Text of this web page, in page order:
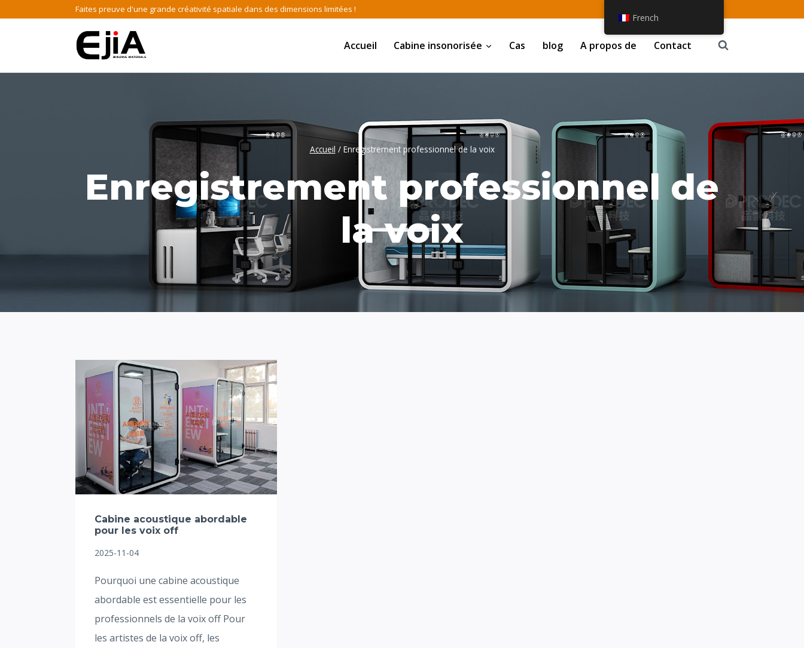
Faites preuve d'une grande créativité spatiale dans des dimensions limitées !
Accueil Cabine insonorisée Cas blog A propos de Contact
Accueil / Enregistrement professionnel de la voix
Enregistrement professionnel de
la voix
Cabine acoustique abordable
pour les voix off
2025-11-04
Pourquoi une cabine acoustique
abordable est essentielle pour les
professionnels de la voix off Pour
les artistes de la voix off, les
French